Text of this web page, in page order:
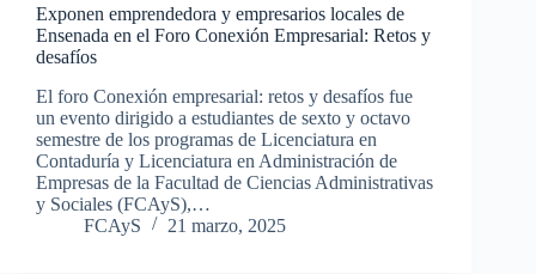
Exponen emprendedora y empresarios locales de
Ensenada en el Foro Conexión Empresarial: Retos y
desafíos
El foro Conexión empresarial: retos y desafíos fue
un evento dirigido a estudiantes de sexto y octavo
semestre de los programas de Licenciatura en
Contaduría y Licenciatura en Administración de
Empresas de la Facultad de Ciencias Administrativas
y Sociales (FCAyS),…
FCAyS
21 marzo, 2025